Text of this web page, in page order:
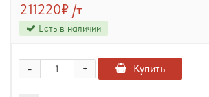
211220₽ /т
Есть в наличии
+
- Купить